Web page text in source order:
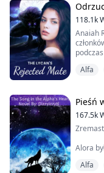
Colton
uszami
118.1k
Anaiah
serce
Alfa
Pieśń
167.5k
Alora
Alfa